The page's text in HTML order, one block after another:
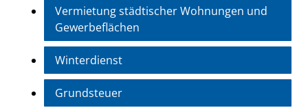
Vermietung städtischer Wohnungen und
Gewerbeflächen
Winterdienst
Grundsteuer